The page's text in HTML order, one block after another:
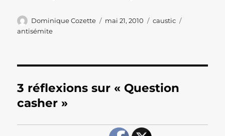
Auteur
Dominique Cozette
Publié
mai 21, 2010 Catégories
caustic
antisémite
3 réflexions sur « Question
casher »